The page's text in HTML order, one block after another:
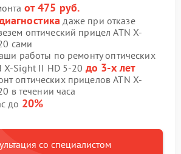
от 475 руб.
даже при отказе
оптический прицел ATN X-
сами
работы по ремонту оптических
X-Sight II HD 5-20 до 3-х лет
оптических прицелов ATN X-
в течении часа
до 20%
со специалистом